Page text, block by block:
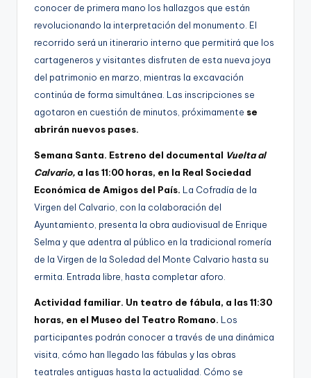
conocer de primera mano los hallazgos que están
revolucionando la interpretación del monumento. El
recorrido será un itinerario interno que permitirá que los
cartageneros y visitantes disfruten de esta nueva joya
del patrimonio en marzo, mientras la excavación
continúa de forma simultánea. Las inscripciones se
agotaron en cuestión de minutos, próximamente se
abrirán nuevos pases.
Semana Santa. Estreno del documental Vuelta al
Calvario, a las 11:00 horas, en la Real Sociedad
Económica de Amigos del País. La Cofradía de la
Virgen del Calvario, con la colaboración del
Ayuntamiento, presenta la obra audiovisual de Enrique
Selma y que adentra al público en la tradicional romería
de la Virgen de la Soledad del Monte Calvario hasta su
ermita. Entrada libre, hasta completar aforo.
Actividad familiar. Un teatro de fábula, a las 11:30
horas, en el Museo del Teatro Romano. Los
participantes podrán conocer a través de una dinámica
visita, cómo han llegado las fábulas y las obras
teatrales antiguas hasta la actualidad. Cómo se